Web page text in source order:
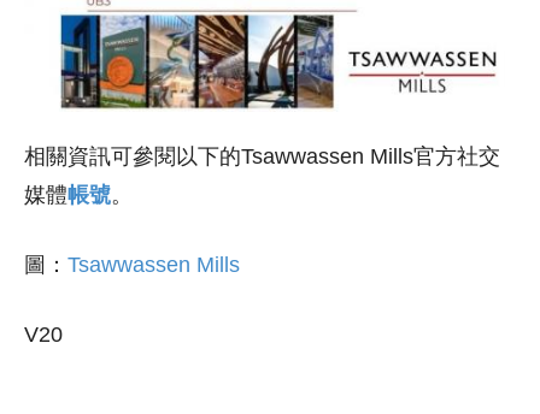
相關資訊可參閱以下的Tsawwassen Mills官方社交
媒體帳號。
圖： Tsawwassen Mills
V20